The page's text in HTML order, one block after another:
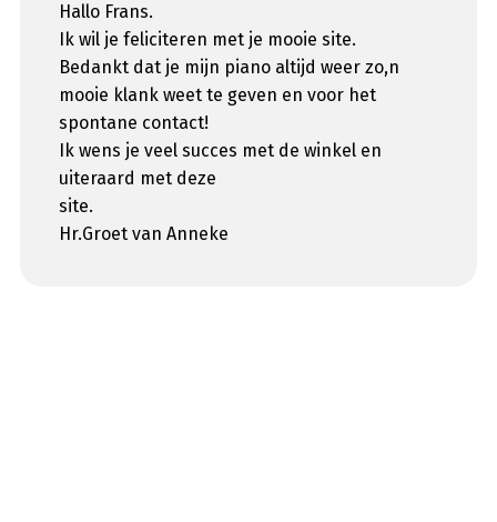
Hallo Frans.
Ik wil je feliciteren met je mooie site.
Bedankt dat je mijn piano altijd weer zo,n
mooie klank weet te geven en voor het
spontane contact!
Ik wens je veel succes met de winkel en
uiteraard met deze
site.
Hr.Groet van Anneke